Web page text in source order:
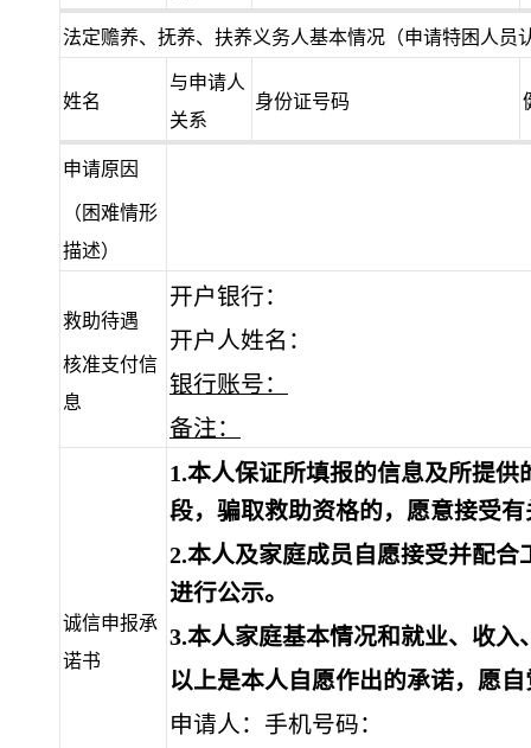
法定赡养、抚养、扶养义务人基本情况（申请特困人员
姓名
与申请人
关系
身份证号码
申请原因
（困难情形
描述）
救助待遇
核准支付信
息
开户银行：
开户人姓名：
银行账号：
备注：
诚信申报承
诺书
1.本人保证所填报的信息及所提
段，骗取救助资格的，愿意接受
2.本人及家庭成员自愿接受并配
进行公示。
3.本人家庭基本情况和就业、收
以上是本人自愿作出的承诺，愿
申请人： 手机号码：